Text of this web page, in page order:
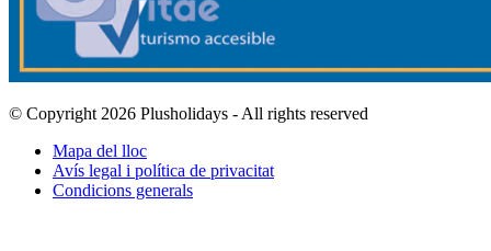
© Copyright 2026 Plusholidays - All rights reserved
Mapa del lloc
Avís legal i política de privacitat
Condicions generals